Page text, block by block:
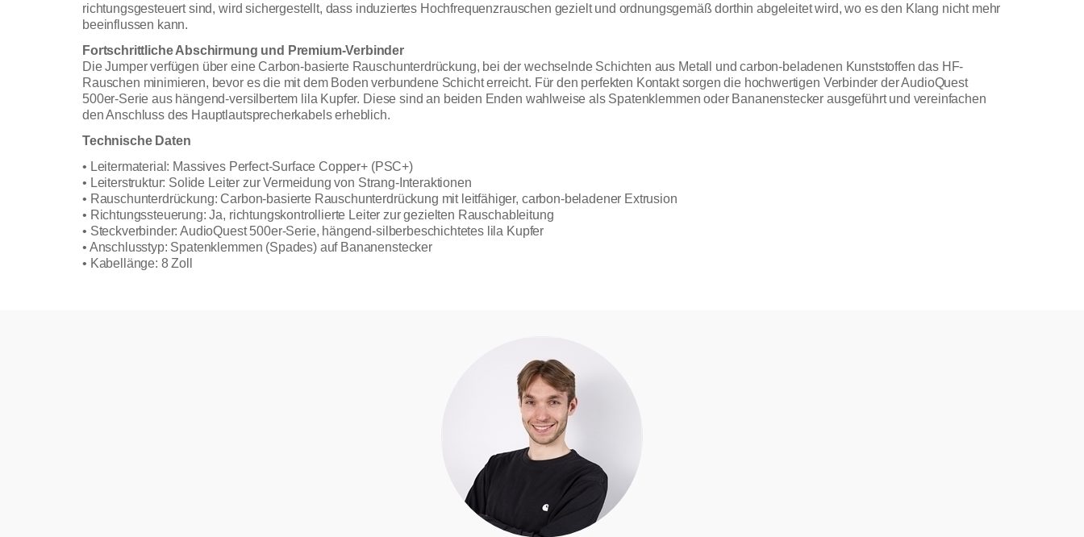
richtungsgesteuert sind, wird sichergestellt, dass induziertes Hochfrequenzrauschen gezielt und ordnungsgemäß dorthin abgeleitet wird, wo es den Klang nicht mehr
beeinflussen kann.
Fortschrittliche Abschirmung und Premium-Verbinder
Die Jumper verfügen über eine Carbon-basierte Rauschunterdrückung, bei der wechselnde Schichten aus Metall und carbon-beladenen Kunststoffen das HF-
Rauschen minimieren, bevor es die mit dem Boden verbundene Schicht erreicht. Für den perfekten Kontakt sorgen die hochwertigen Verbinder der AudioQuest
500er-Serie aus hängend-versilbertem lila Kupfer. Diese sind an beiden Enden wahlweise als Spatenklemmen oder Bananenstecker ausgeführt und vereinfachen
den Anschluss des Hauptlautsprecherkabels erheblich.
Technische Daten
• Leitermaterial: Massives Perfect-Surface Copper+ (PSC+)
• Leiterstruktur: Solide Leiter zur Vermeidung von Strang-Interaktionen
• Rauschunterdrückung: Carbon-basierte Rauschunterdrückung mit leitfähiger, carbon-beladener Extrusion
• Richtungssteuerung: Ja, richtungskontrollierte Leiter zur gezielten Rauschableitung
• Steckverbinder: AudioQuest 500er-Serie, hängend-silberbeschichtetes lila Kupfer
• Anschlusstyp: Spatenklemmen (Spades) auf Bananenstecker
• Kabellänge: 8 Zoll